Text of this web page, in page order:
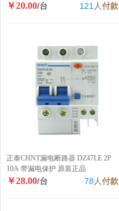
￥20.00/台 121 人付款
正泰CHNT漏电断路器 DZ47LE 2P
10A 带漏电保护 原装正品
￥28.00/台 78 人付款